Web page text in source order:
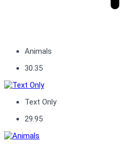
Animals
30.35
Text Only
29.95